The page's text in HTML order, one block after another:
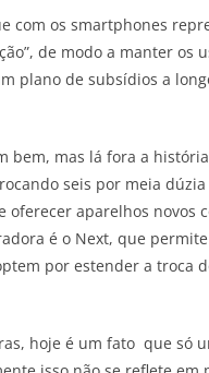
os smartphones
de modo a manter os
plano de subsídios a
bem, mas lá fora a
seis por meia
aparelhos novos
é o Next, que
por estender a troca
hoje é um fato que só